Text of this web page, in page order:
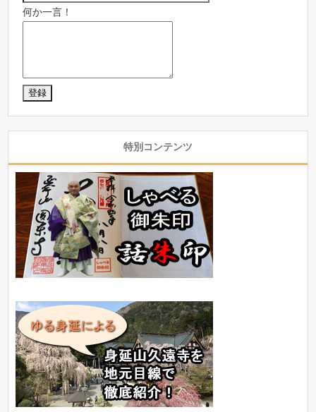
何か一言！
特別コンテンツ